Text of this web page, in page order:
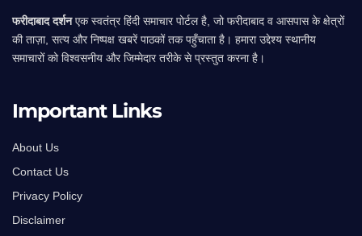
फरीदाबाद दर्शनएक स्वतंत्र हिंदी समाचार पोर्टल है, जो फरीदाबाद व आसपास के क्षेत्रों
की ताज़ा, सत्य और निष्पक्ष खबरें पाठकों तक पहुँचाता है। हमारा उद्देश्य स्थानीय
समाचारों को विश्वसनीय और जिम्मेदार तरीके से प्रस्तुत करना है।
Important Links
About Us
Contact Us
Privacy Policy
Disclaimer